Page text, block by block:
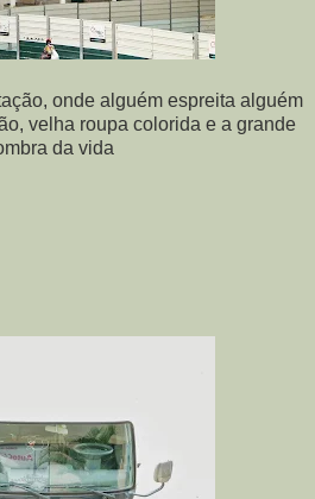
onde alguém espreita alguém
velha roupa colorida e a grande
da vida